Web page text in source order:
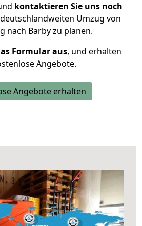
kontaktieren Sie uns noch
Umzug von
nach Barby zu planen.
Formular aus, und erhalten
Angebote.
Angebote erhalten